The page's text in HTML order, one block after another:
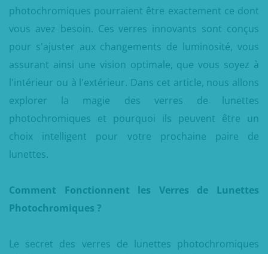
photochromiques pourraient être exactement ce dont
vous avez besoin. Ces verres innovants sont conçus
pour s'ajuster aux changements de luminosité, vous
assurant ainsi une vision optimale, que vous soyez à
l'intérieur ou à l'extérieur. Dans cet article, nous allons
explorer la magie des verres de lunettes
photochromiques et pourquoi ils peuvent être un
choix intelligent pour votre prochaine paire de
lunettes.
Comment Fonctionnent les Verres de Lunettes
Photochromiques ?
Le secret des verres de lunettes photochromiques